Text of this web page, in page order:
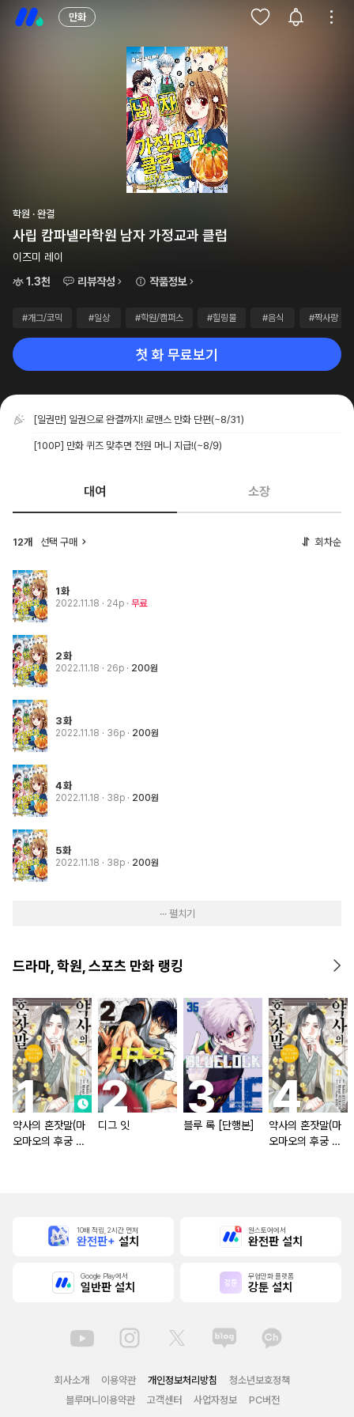
만화
학원 · 완결
사립 캄파넬라학원 남자 가정교과 클럽
이즈미 레이
1.3천
리뷰작성 작품정보
#개그/코믹 #일상 #학원/캠퍼스 #힐링물 #음식 #짝사랑
첫 화 무료보기
[일권만] 일권으로 완결까지! 로맨스 만화 단편(~8/31)
[100P] 만화 퀴즈 맞추면 전원 머니 지급!(~8/9)
대여 소장
12개 선택 구매 회차순
1화
2022.11.18 · 24p 무료
2화
2022.11.18 · 26p 200원
3화
2022.11.18 · 36p 200원
4화
2022.11.18 · 38p 200원
5화
2022.11.18 · 38p 200원
··· 펼치기
드라마, 학원, 스포츠 만화 랭킹
약사의 혼잣말(마
오마오의 후궁 수
디그 잇 블루 록 [단행본]
약사의 혼잣말(마
오마오의 후궁 수
10배 적립, 2시간 먼저
완전판+ 설치
원스토어에서
완전판 설치
Google Play에서
일반판 설치
무협만화 플랫폼
강툰 설치
회사소개 이용약관 개인정보처리방침
청소년보호정책
블루머니이용약관
고객센터 사업자정보 PC버전